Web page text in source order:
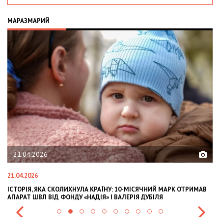
МАРАЗМАРИЙ
02.02.2026
02.02.2026
OLEKSII ABASOV: HOW UKRAINIAN BUSINESSES CAN ATTRACT
INTERNATIONAL INVESTMENTS AND HEDGE RISKS DURING